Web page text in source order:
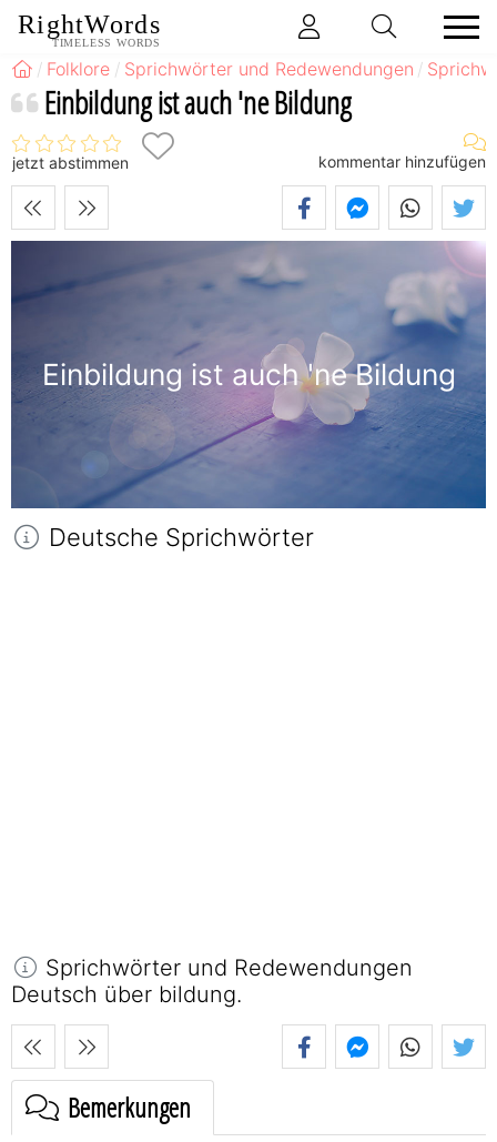
RightWords
TIMELESS WORDS
Folklore Sprichwörter und Redewendungen
Einbildung ist auch 'ne Bildung
jetzt abstimmen kommentar hinzufügen
Einbildung ist auch 'ne Bildung
Deutsche Sprichwörter
Sprichwörter und Redewendungen
Deutsch über bildung.
Bemerkungen